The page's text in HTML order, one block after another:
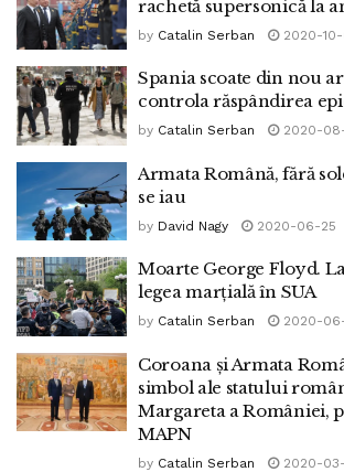
rachetă supersonică la
by Catalin Serban 2020-10-
Spania scoate din nou
controla răspândirea
by Catalin Serban 2020-
Armata Română, fără
se iau
by David Nagy 2020-06-25
Moarte George Floyd.
legea marțială în SUA
by Catalin Serban 2020-
Coroana și Armata
simbol ale statului
Margareta a României,
MAPN
by Catalin Serban 2020-